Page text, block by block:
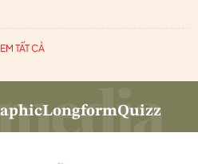
TẤT CẢ
LongformQuizz